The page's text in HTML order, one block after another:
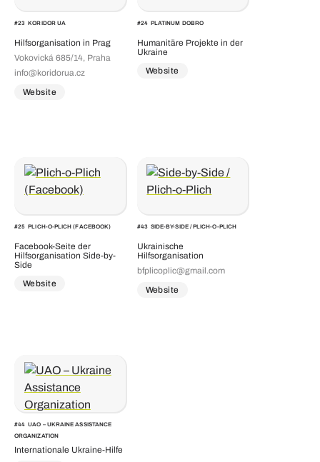
#23 KORIDOR UA
Hilfsorganisation in Prag
Vokovická 685/14, Praha
info@koridorua.cz
Website
#24 PLATINUM DOBRO
Humanitäre Projekte in der
Ukraine
Website
#25 PLICH-O-PLICH (FACEBOOK)
Facebook-Seite der
Hilfsorganisation Side-by-
Side
Website
#43 SIDE-BY-SIDE / PLICH-O-PLICH
Ukrainische
Hilfsorganisation
bfplicoplic@gmail.com
Website
#44 UAO – UKRAINE ASSISTANCE
ORGANIZATION
Internationale Ukraine-Hilfe